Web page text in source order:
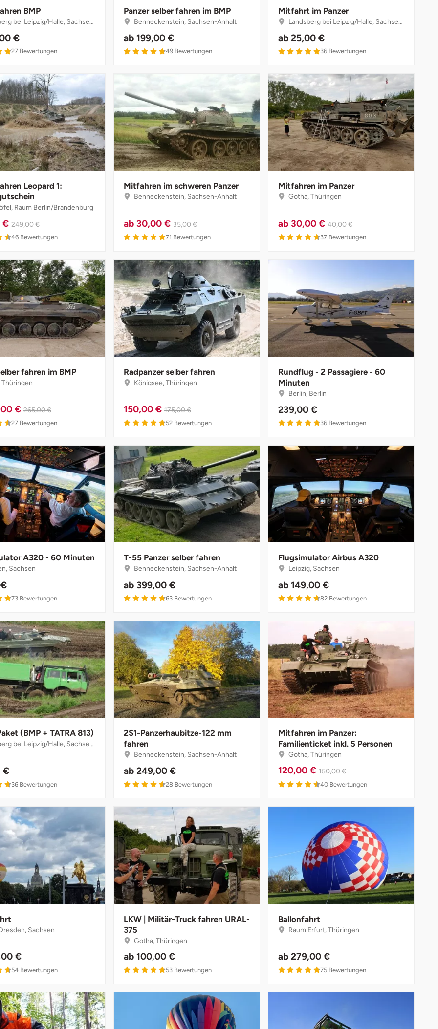
BMP
bei Leipzig/Halle, Sachsen-Anhalt
€
27 Bewertungen
Panzer selber fahren im BMP
Benneckenstein, Sachsen-Anhalt
ab 199,00 €
49 Bewertungen
Mitfahrt im Panzer
Landsberg bei Leipzig/Halle, Sachsen-Anhalt
ab 25,00 €
36 Bewertungen
Leopard 1:
Raum Berlin/Brandenburg
€ 249,00 €
46 Bewertungen
Mitfahren im schweren Panzer
Benneckenstein, Sachsen-Anhalt
ab 30,00 € 35,00 €
71 Bewertungen
Mitfahren im Panzer
Gotha, Thüringen
ab 30,00 € 40,00 €
37 Bewertungen
fahren im BMP
€ 265,00 €
27 Bewertungen
Radpanzer selber fahren
Königsee, Thüringen
150,00 € 175,00 €
52 Bewertungen
Rundflug - 2 Passagiere - 60
Minuten
Berlin, Berlin
239,00 €
36 Bewertungen
A320 - 60 Minuten
Sachsen
73 Bewertungen
T-55 Panzer selber fahren
Benneckenstein, Sachsen-Anhalt
ab 399,00 €
63 Bewertungen
Flugsimulator Airbus A320
Leipzig, Sachsen
ab 149,00 €
82 Bewertungen
(BMP + TATRA 813)
bei Leipzig/Halle, Sachsen-Anhalt
€
36 Bewertungen
2S1-Panzerhaubitze-122 mm
fahren
Benneckenstein, Sachsen-Anhalt
ab 249,00 €
28 Bewertungen
Mitfahren im Panzer:
Familienticket inkl. 5 Personen
Gotha, Thüringen
120,00 € 150,00 €
40 Bewertungen
Sachsen
€
54 Bewertungen
LKW | Militär-Truck fahren URAL-
375
Gotha, Thüringen
ab 100,00 €
53 Bewertungen
Ballonfahrt
Raum Erfurt, Thüringen
ab 279,00 €
75 Bewertungen